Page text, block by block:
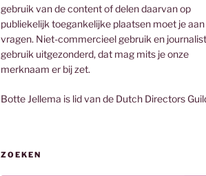
gebruik van de content of delen daarvan op
publiekelijk toegankelijke plaatsen moet je aan
vragen. Niet-commercieel gebruik en
gebruik uitgezonderd, dat mag mits je onze
merknaam er bij zet.
Botte Jellema is lid van de Dutch Directors
ZOEKEN